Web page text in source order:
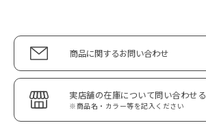
商品に関するお問い合わせ
実店舗の在庫について問い合わせる
※商品名・カラー等を記入ください